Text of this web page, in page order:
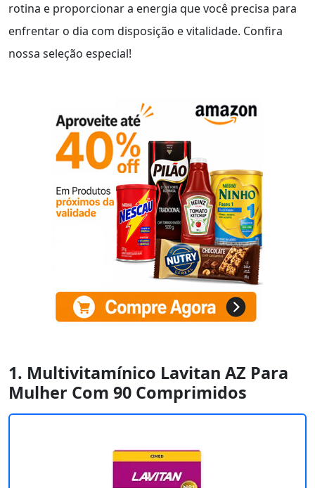
rotina e proporcionar a energia que você precisa para
enfrentar o dia com disposição e vitalidade. Confira
nossa seleção especial!
1. Multivitamínico Lavitan AZ Para
Mulher Com 90 Comprimidos